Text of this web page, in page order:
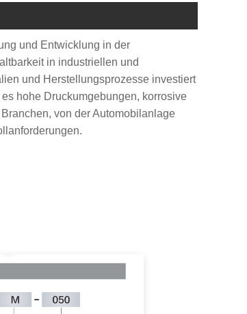
und Entwicklung in der
in industriellen und
und Herstellungsprozesse investiert
hohe Druckumgebungen, korrosive
von der Automobilanlage